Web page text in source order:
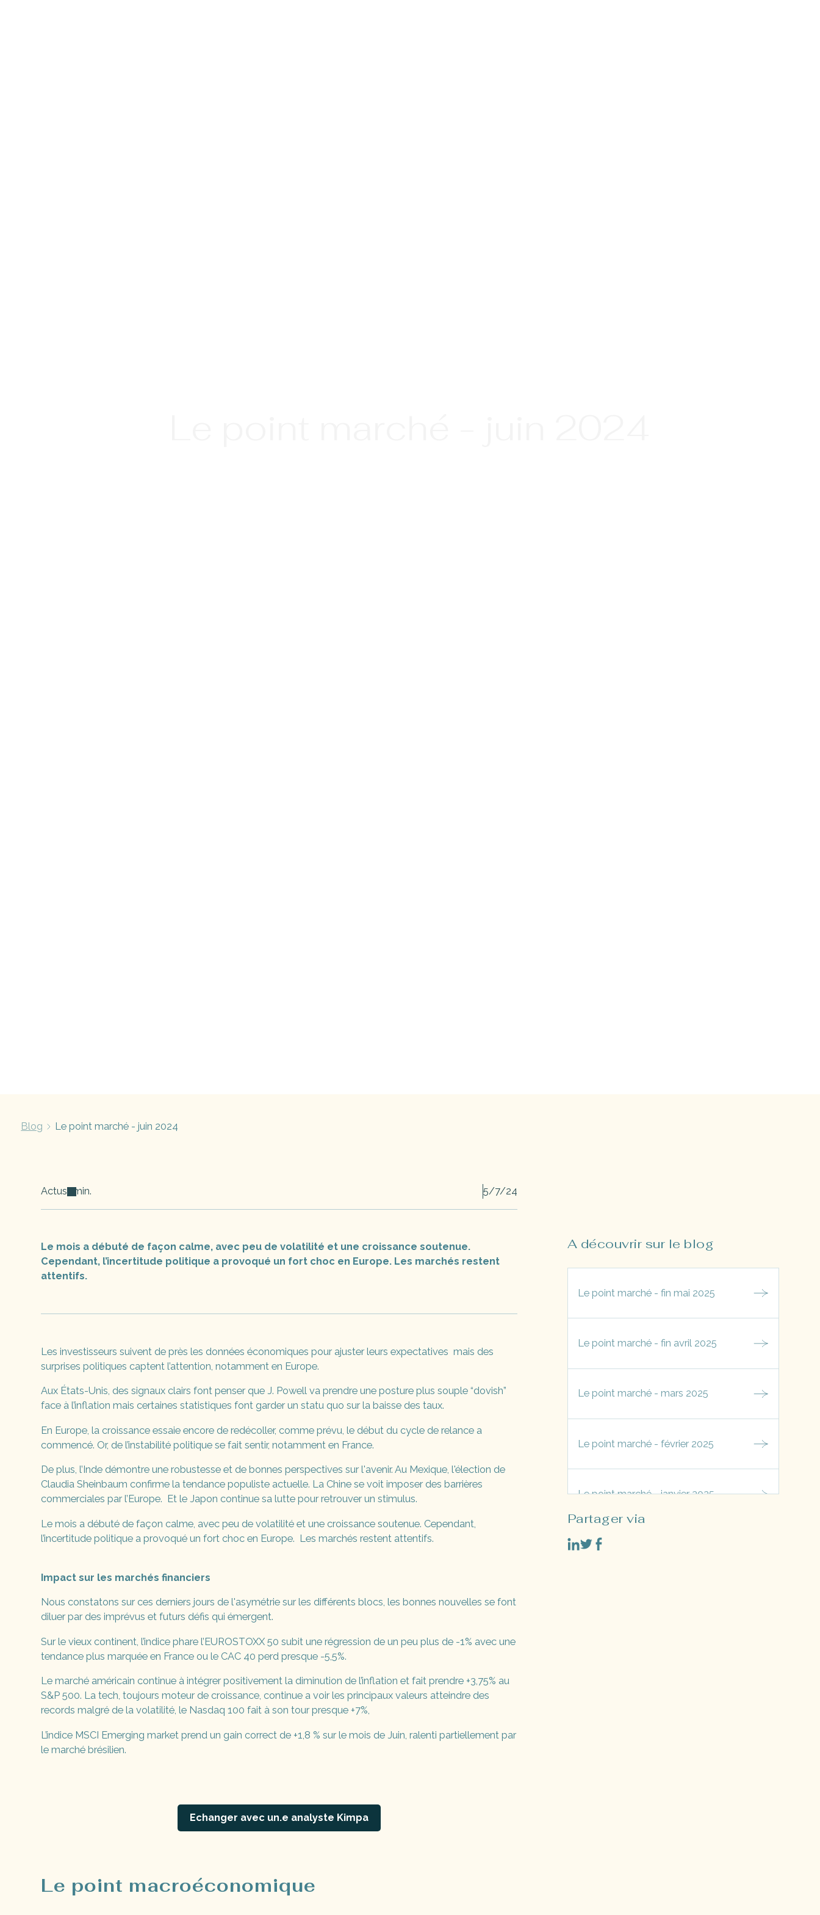
Blog Le point marché - juin 2024
Actus min. 5/7/24
Le mois a débuté de façon calme, avec peu de volatilité et une croissance soutenue.
Cependant, l’incertitude politique a provoqué un fort choc en Europe. Les marchés restent
attentifs.
Les investisseurs suivent de près les données économiques pour ajuster leurs expectatives mais des
surprises politiques captent l’attention, notamment en Europe.
Aux États-Unis, des signaux clairs font penser que J. Powell va prendre une posture plus souple “dovish”
face à l’inflation mais certaines statistiques font garder un statu quo sur la baisse des taux.
En Europe, la croissance essaie encore de redécoller, comme prévu, le début du cycle de relance a
commencé. Or, de l’instabilité politique se fait sentir, notamment en France.
De plus, l’Inde démontre une robustesse et de bonnes perspectives sur l'avenir. Au Mexique, l'élection de
Claudia Sheinbaum confirme la tendance populiste actuelle. La Chine se voit imposer des barrières
commerciales par l’Europe. Et le Japon continue sa lutte pour retrouver un stimulus.
Le mois a débuté de façon calme, avec peu de volatilité et une croissance soutenue. Cependant,
l’incertitude politique a provoqué un fort choc en Europe. Les marchés restent attentifs.
Impact sur les marchés financiers
Nous constatons sur ces derniers jours de l'asymétrie sur les différents blocs, les bonnes nouvelles se font
diluer par des imprévus et futurs défis qui émergent.
Sur le vieux continent, l’indice phare l’EUROSTOXX 50 subit une régression de un peu plus de -1% avec une
tendance plus marquée en France ou le CAC 40 perd presque -5,5%.
Le marché américain continue à intégrer positivement la diminution de l’inflation et fait prendre +3,75% au
S&P 500. La tech, toujours moteur de croissance, continue a voir les principaux valeurs atteindre des
records malgré de la volatilité, le Nasdaq 100 fait à son tour presque +7%,
L’indice MSCI Emerging market prend un gain correct de +1,8 % sur le mois de Juin, ralenti partiellement par
le marché brésilien.
Echanger avec un.e analyste Kimpa
Le point macroéconomique
A découvrir sur le blog
Le point marché - fin mai 2025
Le point marché - fin avril 2025
Le point marché - mars 2025
Le point marché - février 2025
Le point marché - janvier 2025
Le point marché - décembre 2024
Partager via